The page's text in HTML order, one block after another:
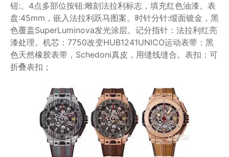
钮:。4点多部位按钮:雕刻法拉利标志，填充红色油漆。表
盘:45mm，嵌入法拉利跃马图案。时针分针:缎面镀金，黑
色覆盖SuperLuminova发光涂层。记分指针：法拉利红亮
漆处理。机芯：7750改变HUB1241UNICO运动表带：黑
色天然橡胶表带，Schedoni真皮，用缝线缝合。表扣：可
折叠表扣；